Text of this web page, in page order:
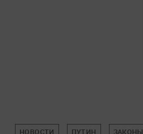
НОВОСТИ ПУТИН ЗАКОНЫ